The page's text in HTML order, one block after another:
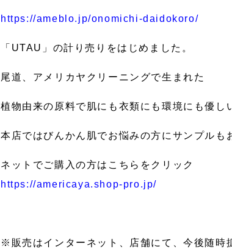
https://ameblo.jp/onomichi-daidokoro/
「UTAU」の計り売りをはじめました。
尾道、アメリカヤクリーニングで生まれた
植物由来の原料で肌にも衣類にも環境にも優し
本店ではびんかん肌でお悩みの方にサンプルも
ネットでご購入の方はこちらをクリック
https://americaya.shop-pro.jp/
※販売はインターネット、店舗にて、今後随時